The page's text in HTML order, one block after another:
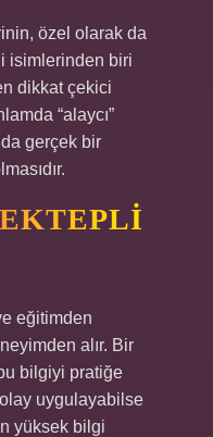
özel olarak da
isimlerinden biri
dikkat çekici
“alaycı”
gerçek bir
eğitimden
alır. Bir
bilgiyi pratiğe
uygulayabilse
yüksek bilgi